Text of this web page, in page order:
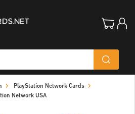
PlayStation Network Cards
Network USA